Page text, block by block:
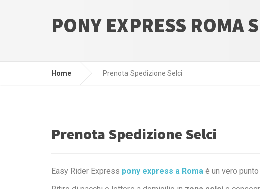
PONY EXPRESS ROMA
Home Prenota Spedizione Selci
Prenota Spedizione Selci
Easy Rider Express pony express a Roma è un vero